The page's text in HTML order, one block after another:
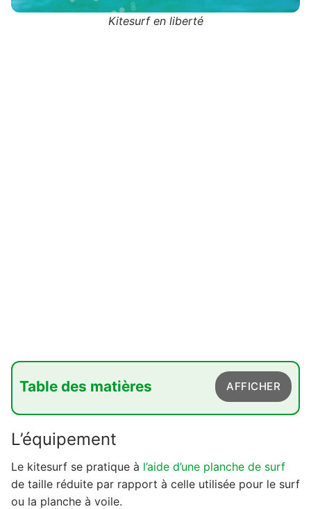
Kitesurf en liberté
Table des matières AFFICHER
1.1. L'aile
1.2. La barre
1.3. La planche
L’équipement
Le kitesurf se pratique à l’aide d’une planche de surf
de taille réduite par rapport à celle utilisée pour le surf
ou la planche à voile.